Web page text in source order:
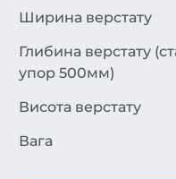
Ширина верстату
Глибина верстату
упор 500мм)
Висота верстату
Вага